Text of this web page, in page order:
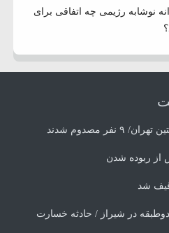
نوشابه رژیمی چه اتفاقی برای
مصدوم شدند
از ربوده شدن
شد
در شیراز / حادثه خسارت